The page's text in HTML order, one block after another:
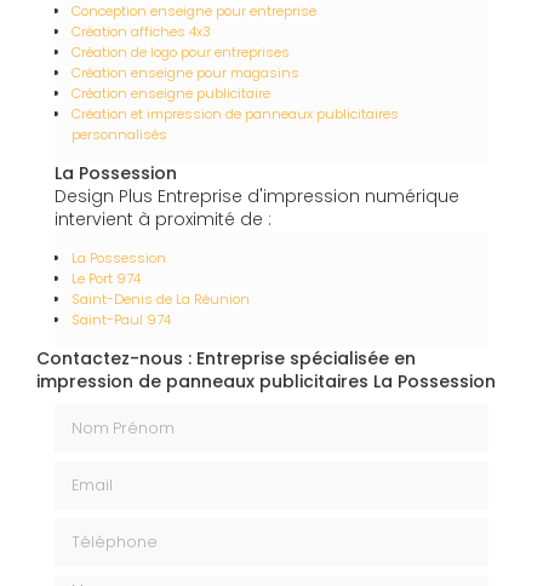
Conception enseigne pour entreprise
Création affiches 4x3
Création de logo pour entreprises
Création enseigne pour magasins
Création enseigne publicitaire
Création et impression de panneaux publicitaires
personnalisés
La Possession
Design Plus Entreprise d'impression numérique
intervient à proximité de :
La Possession
Le Port 974
Saint-Denis de La Réunion
Saint-Paul 974
Contactez-nous : Entreprise spécialisée en
impression de panneaux publicitaires La Possession